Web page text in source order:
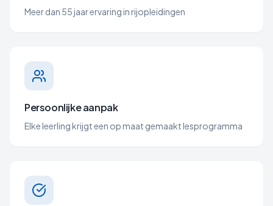
Meer dan 55 jaar ervaring in rijopleidingen
Persoonlijke aanpak
Elke leerling krijgt een op maat gemaakt lesprogramma